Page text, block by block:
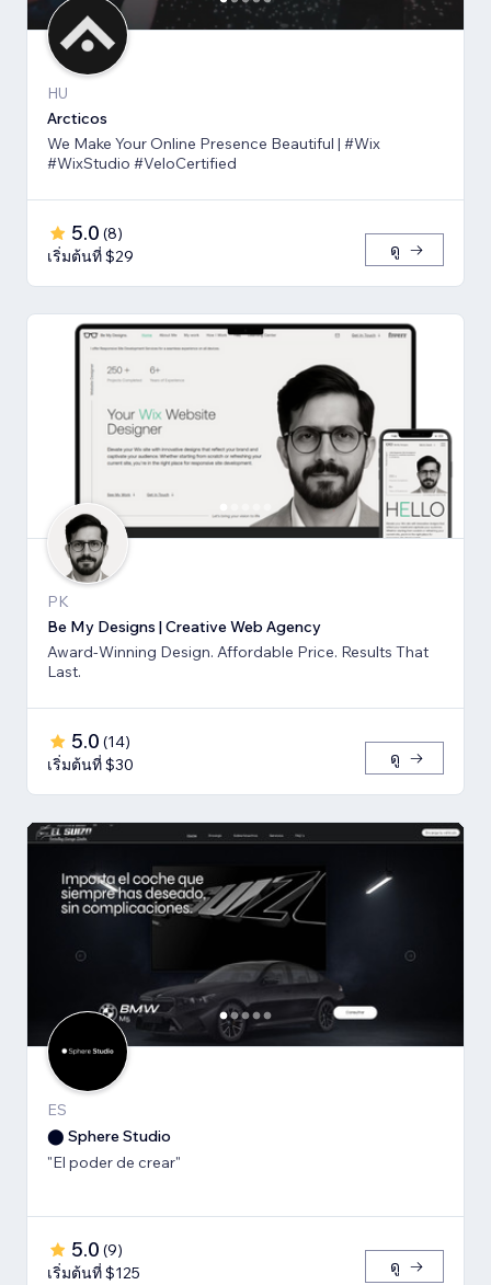
HU
Arcticos
We Make Your Online Presence Beautiful | #Wix
#WixStudio #VeloCertified
5.0 (8)
เริ่มต้นที่ $29
ดู
PK
Be My Designs | Creative Web Agency
Award-Winning Design. Affordable Price. Results That
Last.
5.0 (14)
เริ่มต้นที่ $30
ดู
ES
⬤ Sphere Studio
"El poder de crear"
5.0 (9)
เริ่มต้นที่ $125
ดู